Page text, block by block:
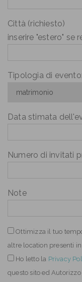
Città (richiesto)
inserire "estero" se
Tipologia di evento:
Data stimata
Numero di invitati
Note
Ottimizza il tuo
altre location presenti
Ho letto la Privacy
questo sito ed